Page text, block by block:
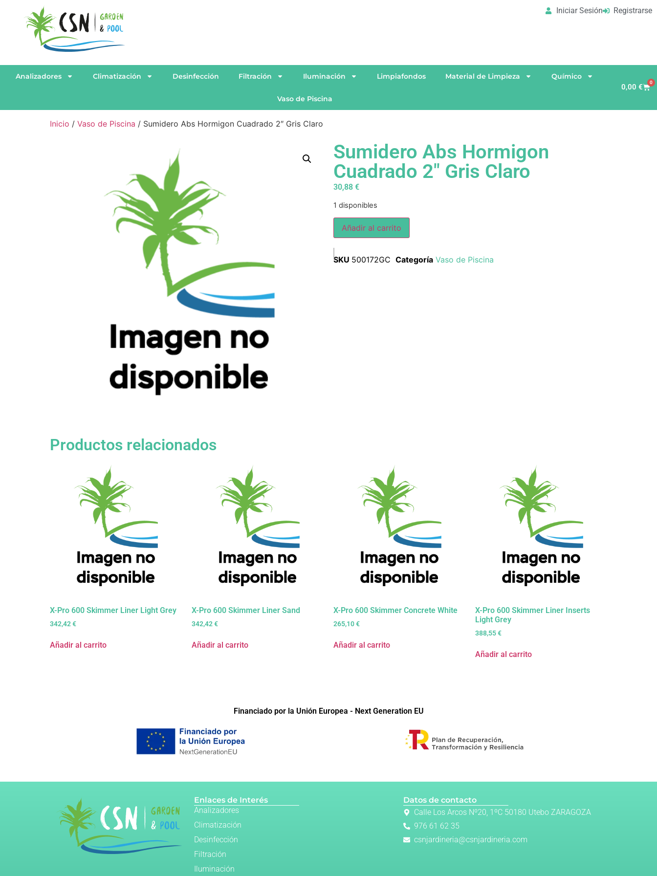
Iniciar Sesión Registrarse
Analizadores Climatización Desinfección Filtración Iluminación Limpiafondos Material de Limpieza Químico
Vaso de Piscina
0,00 €
0
Inicio / Vaso de Piscina / Sumidero Abs Hormigon Cuadrado 2″ Gris Claro
Sumidero Abs Hormigon
Cuadrado 2″ Gris Claro
30,88 €
1 disponibles
Añadir al carrito
SKU 500172GC Categoría Vaso de Piscina
Productos relacionados
X-Pro 600 Skimmer Liner Light Grey
342,42€
Añadir al carrito
X-Pro 600 Skimmer Liner Sand
342,42€
Añadir al carrito
X-Pro 600 Skimmer Concrete White
265,10€
Añadir al carrito
X-Pro 600 Skimmer Liner Inserts
Light Grey
388,55€
Añadir al carrito
Financiado por la Unión Europea - Next Generation EU
Enlaces de Interés
Analizadores
Climatización
Desinfección
Filtración
Iluminación
Datos de contacto
Calle Los Arcos Nº20, 1ºC 50180 Utebo ZARAGOZA
976 61 62 35
csnjardineria@csnjardineria.com